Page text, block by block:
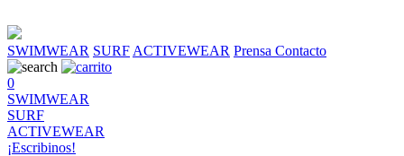
SWIMWEAR SURF ACTIVEWEAR Prensa Contacto
0
SWIMWEAR
SURF
ACTIVEWEAR
¡Escribinos!